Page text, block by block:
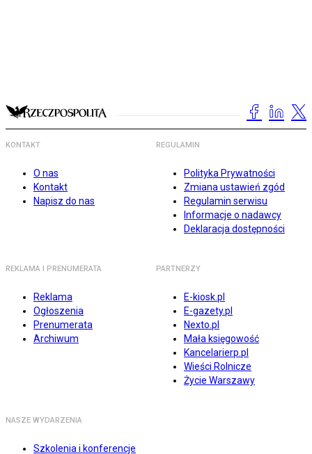
KONTAKT
O nas
Kontakt
Napisz do nas
REGULAMIN
Polityka Prywatności
Zmiana ustawień zgód
Regulamin serwisu
Informacje o nadawcy
Deklaracja dostępności
REKLAMA I PRENUMERATA
Reklama
Ogłoszenia
Prenumerata
Archiwum
PARTNERZY
E-kiosk.pl
E-gazety.pl
Nexto.pl
Mała księgowość
Kancelarierp.pl
Wieści Rolnicze
Życie Warszawy
NASZE WYDARZENIA
Szkolenia i konferencje